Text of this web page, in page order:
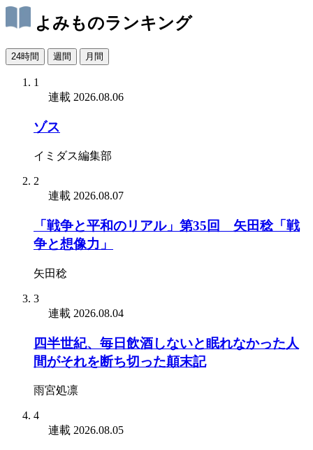
よみものランキング
24時間 週間 月間
1
連載 2026.08.06
ゾス
イミダス編集部
2
連載 2026.08.07
「戦争と平和のリアル」第35回 矢田稔「戦
争と想像力」
矢田稔
3
連載 2026.08.04
四半世紀、毎日飲酒しないと眠れなかった人
間がそれを断ち切った顛末記
雨宮処凛
4
連載 2026.08.05